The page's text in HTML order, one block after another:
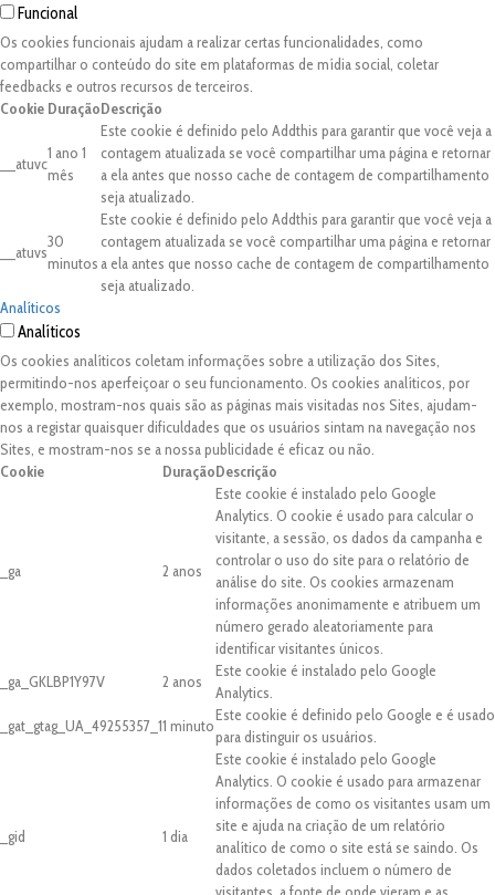
Funcional
Os cookies funcionais ajudam a realizar certas funcionalidades, como
compartilhar o conteúdo do site em plataformas de mídia social, coletar
feedbacks e outros recursos de terceiros.
Cookie DuraçãoDescrição
__atuvc
1 ano 1
mês
Este cookie é definido pelo Addthis para garantir que você veja a
contagem atualizada se você compartilhar uma página e retornar
a ela antes que nosso cache de contagem de compartilhamento
seja atualizado.
__atuvs
30
minutos
Este cookie é definido pelo Addthis para garantir que você veja a
contagem atualizada se você compartilhar uma página e retornar
a ela antes que nosso cache de contagem de compartilhamento
seja atualizado.
Analíticos
Analíticos
Os cookies analíticos coletam informações sobre a utilização dos Sites,
permitindo-nos aperfeiçoar o seu funcionamento. Os cookies analíticos, por
exemplo, mostram-nos quais são as páginas mais visitadas nos Sites, ajudam-
nos a registar quaisquer dificuldades que os usuários sintam na navegação nos
Sites, e mostram-nos se a nossa publicidade é eficaz ou não.
Cookie
DuraçãoDescrição
_ga 2 anos
Este cookie é instalado pelo Google
Analytics. O cookie é usado para calcular o
visitante, a sessão, os dados da campanha e
controlar o uso do site para o relatório de
análise do site. Os cookies armazenam
informações anonimamente e atribuem um
número gerado aleatoriamente para
identificar visitantes únicos.
_ga_GKLBP1Y97V
2 anos
Este cookie é instalado pelo Google
Analytics.
_gat_gtag_UA_49255357_11 minuto
Este cookie é definido pelo Google e é usado
para distinguir os usuários.
_gid 1 dia
Este cookie é instalado pelo Google
Analytics. O cookie é usado para armazenar
informações de como os visitantes usam um
site e ajuda na criação de um relatório
analítico de como o site está se saindo. Os
dados coletados incluem o número de